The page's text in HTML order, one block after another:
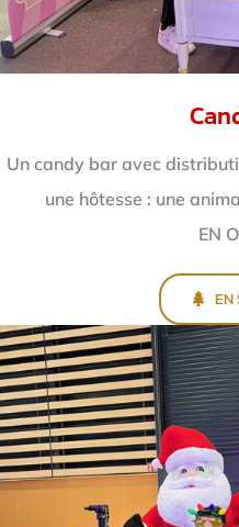
Un candy bar avec
une hôtesse : une
EN
EN